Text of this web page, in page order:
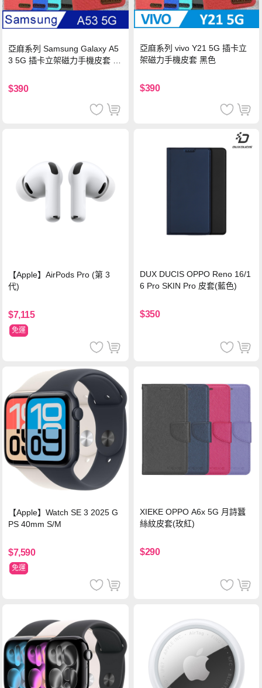
亞麻系列 Samsung Galaxy A5
3 5G 插卡立架磁力手機皮套 藍
$390
亞麻系列 vivo Y21 5G 插卡立
架磁力手機皮套 黑色
$390
【Apple】AirPods Pro (第 3
代)
$7,115
免運
DUX DUCIS OPPO Reno 16/1
6 Pro SKIN Pro 皮套(藍色)
$350
【Apple】Watch SE 3 2025 G
PS 40mm S/M
$7,590
免運
XIEKE OPPO A6x 5G 月詩蠶
絲紋皮套(玫紅)
$290